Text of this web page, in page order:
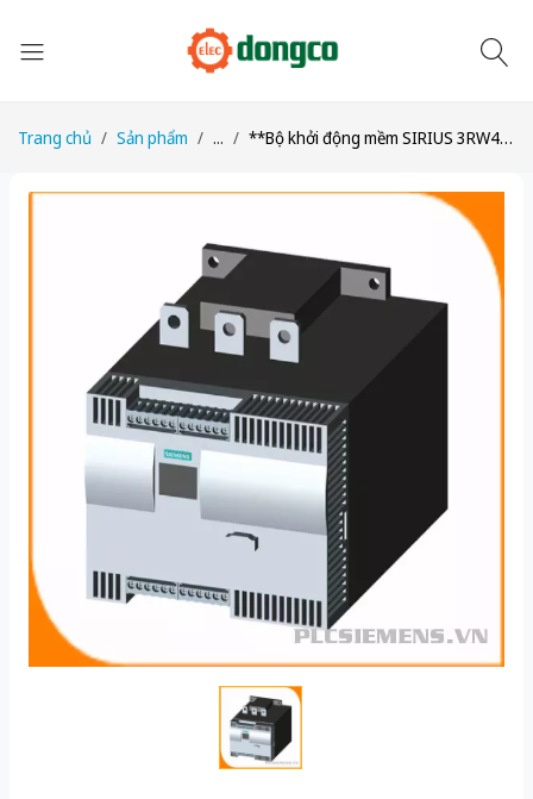
Trang chủ Sản phẩm ... **Bộ khởi động mềm SIRIUS 3RW4465-6BC36 970A, 1100HP - Nâng cấp lên 3RW5558-6HA16**